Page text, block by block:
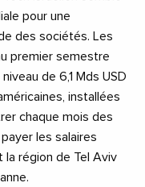
pour une
des sociétés. Les
premier semestre
de 6,1 Mds USD
installées
chaque mois des
les salaires
la région de Tel Aviv